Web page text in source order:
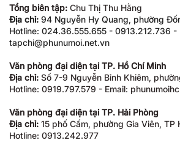
Tổng biên tập: Chu Thị Thu Hằng
Địa chỉ: 94 Nguyễn Hy Quang, phường
Hotline: 024.36.555.655 - 0913.212.736 -
tapchi@phunumoi.net.vn
Văn phòng đại diện tại TP. Hồ Chí Minh
Địa chỉ: Số 7-9 Nguyễn Bỉnh Khiêm,
Hotline: 0919.797.579 - Email:
Văn phòng đại diện tại TP. Hải Phòng
Địa chỉ: 15 phố Cấm, phường Gia Viên, TP
Hotline: 0913.242.977